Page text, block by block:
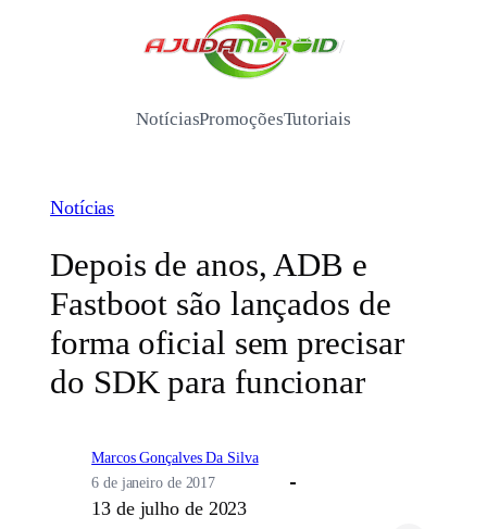
/
NotíciasPromoçõesTutoriais
Notícias
Depois de anos, ADB e
Fastboot são lançados de
forma oficial sem precisar
do SDK para funcionar
Marcos Gonçalves Da Silva
6 de janeiro de 2017
13 de julho de 2023